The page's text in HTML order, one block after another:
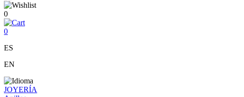
0
0
ES
EN
JOYERÍA